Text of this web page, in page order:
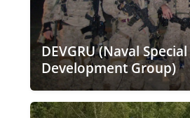
DEVGRU (Naval
Development Group)